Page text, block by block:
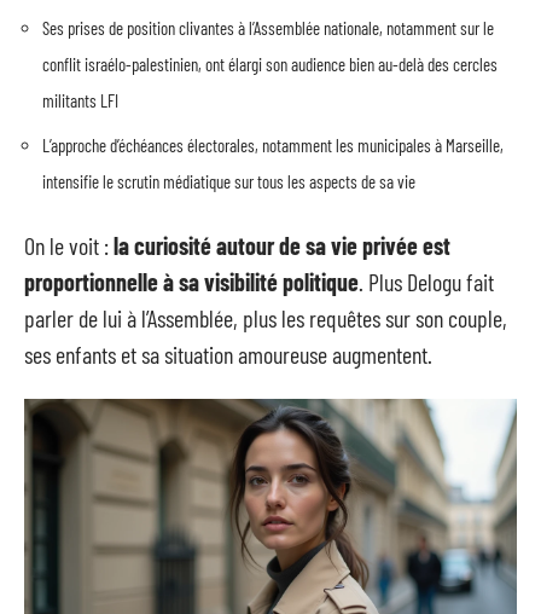
Ses prises de position clivantes à l’Assemblée nationale, notamment sur le
conflit israélo-palestinien, ont élargi son audience bien au-delà des cercles
militants LFI
L’approche d’échéances électorales, notamment les municipales à Marseille,
intensifie le scrutin médiatique sur tous les aspects de sa vie
On le voit :la curiosité autour de sa vie privée est
proportionnelle à sa visibilité politique . Plus Delogu fait
parler de lui à l’Assemblée, plus les requêtes sur son couple,
ses enfants et sa situation amoureuse augmentent.